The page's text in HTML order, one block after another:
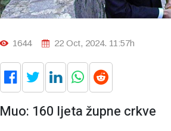
1644 22 Oct, 2024. 11:57h
Muo: 160 ljeta župne crkve